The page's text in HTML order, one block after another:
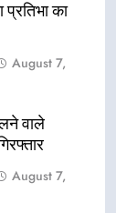
का
August 7,
वाले
August 7,